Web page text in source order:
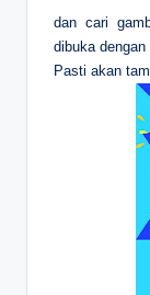
dan cari
dibuka
Pasti akan